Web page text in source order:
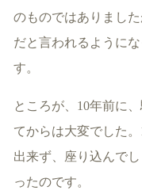
のものではありまし
だと言われるように
す。
ところが、10年前に
てからは大変でした
出来ず、座り込んで
ったのです。